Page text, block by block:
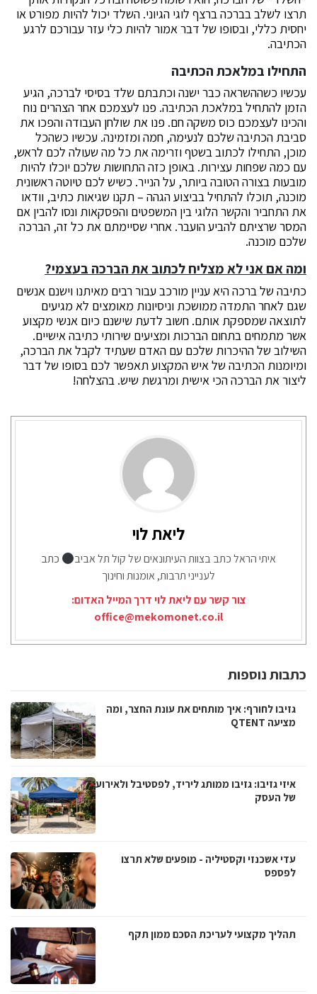
תרצו לשלב בברכה ברצף לוגי הגיוני. השלד יכול להיות מפורט או
יחסית כללי, ובסופו של דבר אמור להיות כלי עזר עבורכם לרגע
הכתיבה.
התחילו במלאכת הכתיבה
עכשיו כשההשראה כבר ישנה וכתבתם שלד בסיסי לברכה, הגיע
הזמן להתחיל במלאכת הכתיבה. פנו לעצמכם אחר הצהרים נוח
והכינו לעצמכם כוס משקה חם. פנו את שולחן העבודה והפכו את
סביבת הכתיבה שלכם לנעימה, חמה ומזמינה. עכשיו כשהכל
מוכן, התחילו לכתוב בשטף וזרימה את כל מה שעולה לכם לראש,
עם כמה שפחות עצירות. באופן כזה התחושות שלכם יוכלו להיות
מובעות בצורה הטובה ביותר, על הנייר. כשיש לכם טיוטה ראשונית
מוכנה, תוכלו להתחיל בביצוע הגהה – תקנו שגיאות כתיב, וודאו
את התחביר והקשר הלוגי בין המשפטים והפסקאות ונסו להבין אם
המסר שרציתם להביע הועבר. אחרי שסיימתם את כל זה, הברכה
שלכם מוכנה.
ומה אם אני לא מצליח לכתוב את הברכה בעצמי?
כתיבה של ברכה היא עניין מורכב עבור רבים מאיתנו וישנם אנשים
שגם לאחר התמדה ממושכת וניסיונות מאומצים לא מגיעים
לתוצאה שמספקת אותם. חשוב לדעת שישנם כיום אנשי מקצוע
אשר מתמחים בתחום הברכות ומציעים שירותי כתיבה אישיים.
השילוב של ההיכרות שלכם עם האדם שעתיד לקבל את הברכה,
ומיומנות הכתיבה של איש המקצוע תאפשר לכם בסופו של דבר
ליצור את הברכה הכי אישית ומרגשת שיש. בהצלחה!
ליאת לוי
איתי הראל כתב בצוות העיתונאים של קול תל אביב
כתב
לענייני תרבות, אומנות וחינוך
צור קשר עם ליאת לוי דרך המייל האדום:
office@mekomonet.co.il
כתבות נוספות
גזיבו לחורף: איך מותחים את עונת החצר, ומה
מציעה QTENT
איזי גזיבו: גזיבו ממותג ליריד, לפסטיבל ולאירוע
של העסק
עדי אשכנזי וקסטיליה - מופעים שלא תרצו
לפספס
תהליך מקצועי לעריכת הסכם ממון תקף